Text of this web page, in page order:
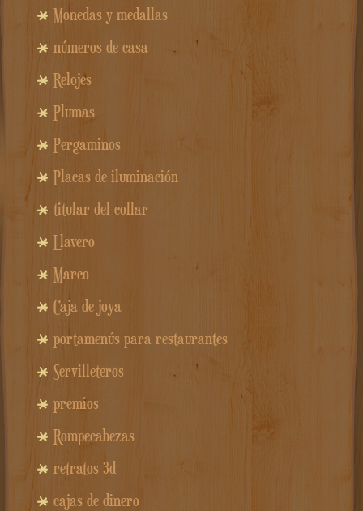
Monedas y medallas
números de casa
Relojes
Plumas
Pergaminos
Placas de iluminación
titular del collar
Llavero
Marco
Caja de joya
portamenús para restaurantes
Servilleteros
premios
Rompecabezas
retratos 3d
cajas de dinero